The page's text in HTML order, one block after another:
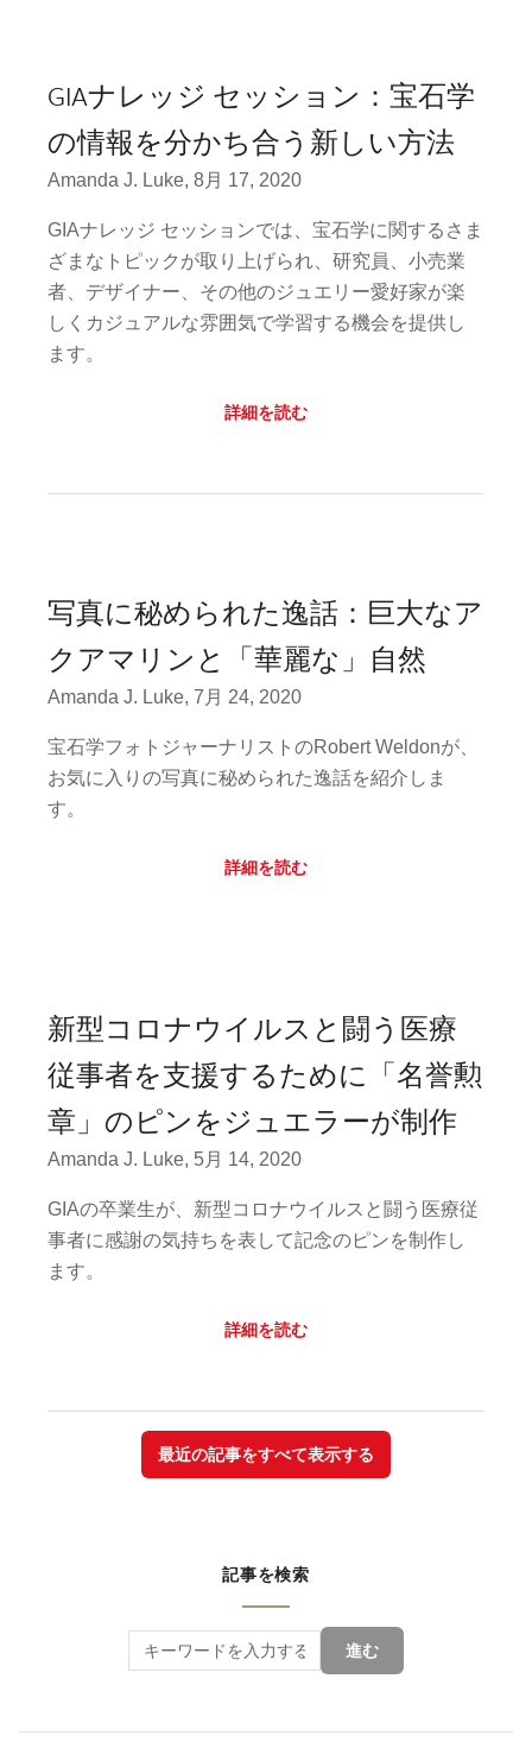
GIAナレッジ セッション：宝石学
の情報を分かち合う新しい方法
Amanda J. Luke, 8月 17, 2020
GIAナレッジ セッションでは、宝石学に関するさま
ざまなトピックが取り上げられ、研究員、小売業
者、デザイナー、その他のジュエリー愛好家が楽
しくカジュアルな雰囲気で学習する機会を提供し
ます。
詳細を読む
写真に秘められた逸話：巨大なア
クアマリンと「華麗な」自然
Amanda J. Luke, 7月 24, 2020
宝石学フォトジャーナリストのRobert Weldonが、
お気に入りの写真に秘められた逸話を紹介しま
す。
詳細を読む
新型コロナウイルスと闘う医療
従事者を支援するために「名誉勲
章」のピンをジュエラーが制作
Amanda J. Luke, 5月 14, 2020
GIAの卒業生が、新型コロナウイルスと闘う医療従
事者に感謝の気持ちを表して記念のピンを制作し
ます。
詳細を読む
最近の記事をすべて表示する
記事を検索
進む